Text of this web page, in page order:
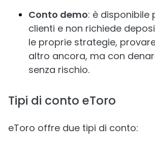
Conto demo: è disponibile
clienti e non richiede
le proprie strategie,
altro ancora, ma con
senza rischio.
Tipi di conto eToro
eToro offre due tipi di conto: